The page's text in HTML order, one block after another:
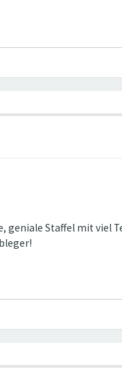
Staffel mit viel